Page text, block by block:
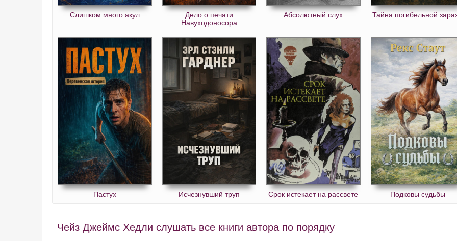
Слишком много акул
Дело о печати
Навуходоносора
Абсолютный слух Тайна погибельной
Пастух Исчезнувший труп Срок истекает на рассвете Подковы судьбы
Чейз Джеймс Хедли слушать все книги автора по порядку